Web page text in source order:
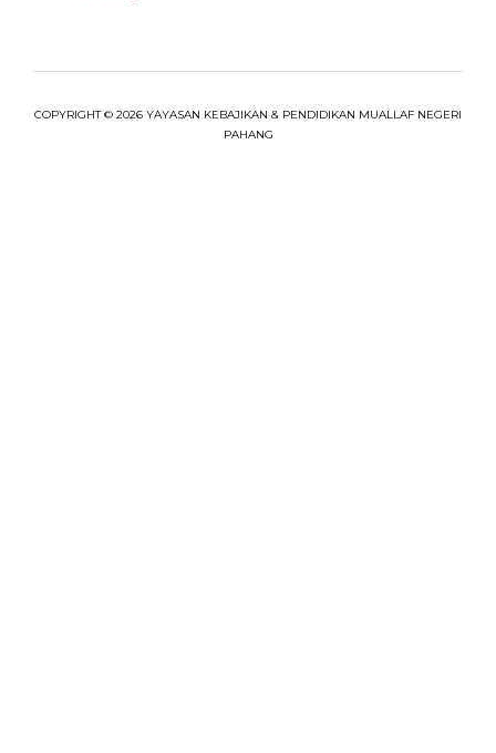
COPYRIGHT © 2026 YAYASAN KEBAJIKAN & PENDIDIKAN MUALLAF NEGERI
PAHANG